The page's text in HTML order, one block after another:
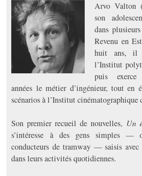
Arvo Valton
son
dans
Revenu en
huit ans, il
l’Institut
puis exerce
années le métier d’ingénieur, tout en
scénarios à l’Institut cinématographique
Son premier recueil de nouvelles, Un
s’intéresse à des gens simples —
conducteurs de tramway — saisis avec
dans leurs activités quotidiennes.